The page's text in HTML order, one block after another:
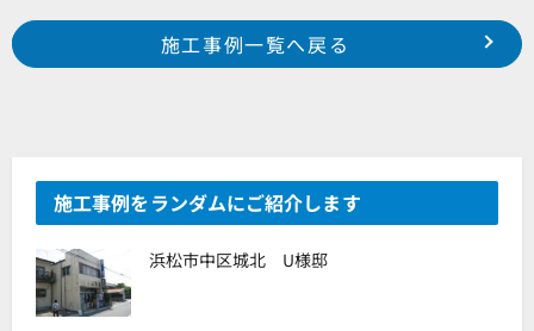
Prev
浜松市南区楊子町 S様邸
浜松市中区鴨江町 N様邸
施工事例一覧へ戻る
施工事例をランダムにご紹介します
浜松市中区城北 U様邸